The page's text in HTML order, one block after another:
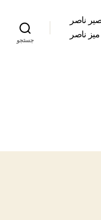
ناصر
میز ناصر
جستجو